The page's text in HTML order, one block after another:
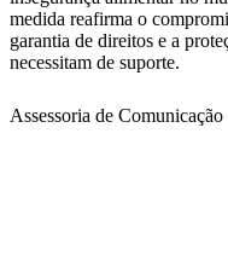
medida reafirma o
garantia de direitos e a
necessitam de suporte.
Assessoria de Comunicação